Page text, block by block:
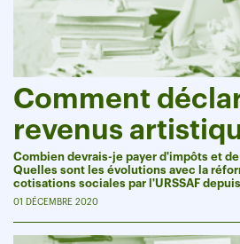
Comment
revenus
Combien devrais-je payer d'impôts et
Quelles sont les évolutions avec la
cotisations sociales par l'URSSAF
01 DÉCEMBRE 2020